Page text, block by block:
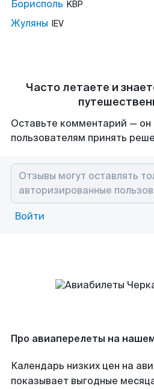
Борисполь KBP
Жуляны IEV
Часто летаете и
Оставьте комментарий —
пользователям принять
Войти
Про авиаперелеты на
Календарь низких цен на
показывает выгодные